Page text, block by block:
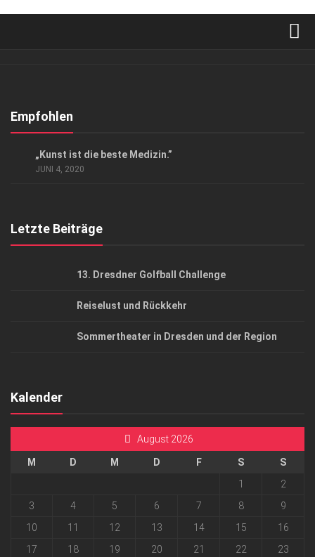
Kontakt, Impressum
Empfohlen
„Kunst ist die beste Medizin.”
JUNI 4, 2020
Letzte Beiträge
13. Dresdner Golfball Challenge
Reiselust und Rückkehr
Sommertheater in Dresden und der Region
Kalender
August 2026
M D M D F S
S
1
2
3
4 5 6 7 8
9
10
11 12 13 14 15
16
17
18 19 20 21 22 23